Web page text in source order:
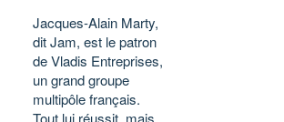
Jacques-Alain Marty,
dit Jam, est le patron
de Vladis Entreprises,
un grand groupe
multipôle français.
Tout lui réussit, mais